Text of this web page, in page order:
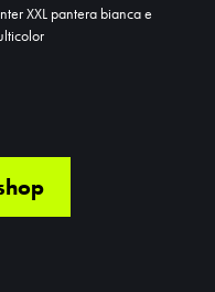
XXL pantera bianca e